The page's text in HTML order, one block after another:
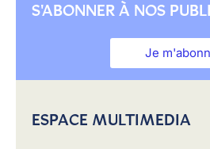
S'ABONNER À NOS
Je
ESPACE MULTIMEDIA